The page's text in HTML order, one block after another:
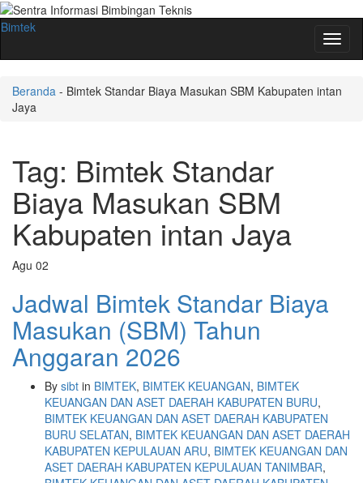
Bimtek
Beranda - Bimtek Standar Biaya Masukan SBM Kabupaten intan
Jaya
Tag: Bimtek Standar
Biaya Masukan SBM
Kabupaten intan Jaya
Agu 02
Jadwal Bimtek Standar Biaya
Masukan (SBM) Tahun
Anggaran 2026
By sibt in BIMTEK, BIMTEK KEUANGAN, BIMTEK
KEUANGAN DAN ASET DAERAH KABUPATEN BURU,
BIMTEK KEUANGAN DAN ASET DAERAH KABUPATEN
BURU SELATAN, BIMTEK KEUANGAN DAN ASET DAERAH
KABUPATEN KEPULAUAN ARU, BIMTEK KEUANGAN DAN
ASET DAERAH KABUPATEN KEPULAUAN TANIMBAR,